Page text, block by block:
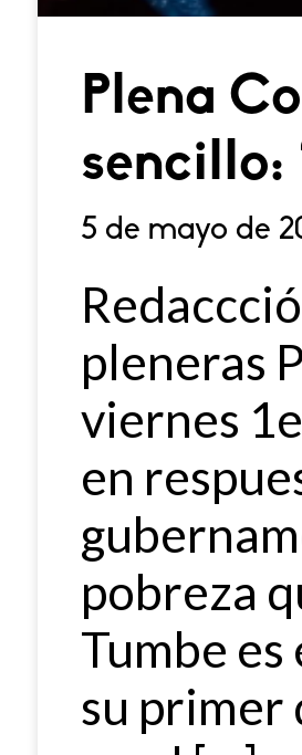
Plena
sencillo:
5 de mayo de
pleneras
viernes
en
pobreza
Tumbe
su primer